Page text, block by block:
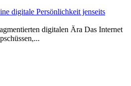
digitale Persönlichkeit jenseits
digitalen Ära Das Internet